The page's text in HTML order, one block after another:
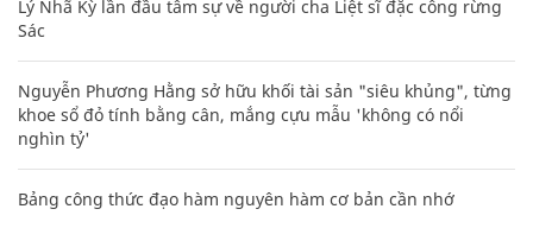
Lý Nhã Kỳ lần đầu tâm sự về người cha Liệt sĩ đặc công rừng
Sác
Nguyễn Phương Hằng sở hữu khối tài sản "siêu khủng", từng
khoe sổ đỏ tính bằng cân, mắng cựu mẫu 'không có nổi
nghìn tỷ'
Bảng công thức đạo hàm nguyên hàm cơ bản cần nhớ